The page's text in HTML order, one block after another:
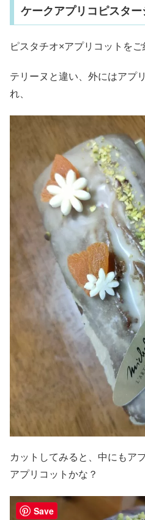
ケークアプリコピスター
ピスタチオ×アプリコットをご
テリーヌと違い、外にはアプ
れ、
カットしてみると、中にもア
アプリコットかな？
Save